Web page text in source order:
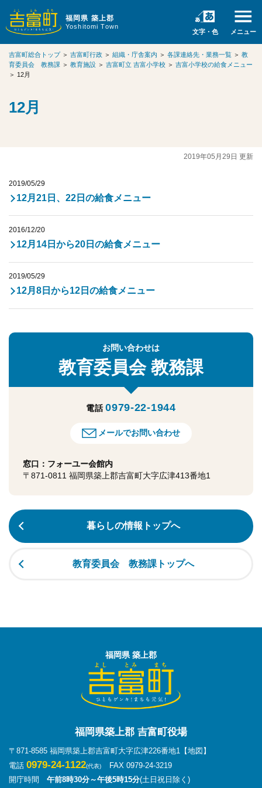
福岡県 築上郡
Yoshitomi Town
文字・色 メニュー
吉富町総合トップ＞ 吉富町行政 ＞ 組織・庁舎案内 ＞ 各課連絡先・業務一覧 ＞ 教
育委員会 教務課 ＞ 教育施設 ＞ 吉富町立 吉富小学校 ＞ 吉富小学校の給食メニュー
＞ 12月
12月
2019年05月29日 更新
12月21日、22日の給食メニュー
2019/05/29
12月14日から20日の給食メニュー
2016/12/20
12月8日から12日の給食メニュー
2019/05/29
お問い合わせは
教育委員会 教務課
電話 0979-22-1944
メールでお問い合わせ
窓口：フォーユー会館内
〒871-0811 福岡県築上郡吉富町大字広津413番地1
暮らしの情報トップへ
教育委員会 教務課トップへ
福岡県 築上郡
福岡県築上郡 吉富町役場
〒871-8585 福岡県築上郡吉富町大字広津226番地1
【地図】
電話 0979-24-1122(代表)
FAX 0979-24-3219
開庁時間 午前8時30分～午後5時15分(土日祝日除く)